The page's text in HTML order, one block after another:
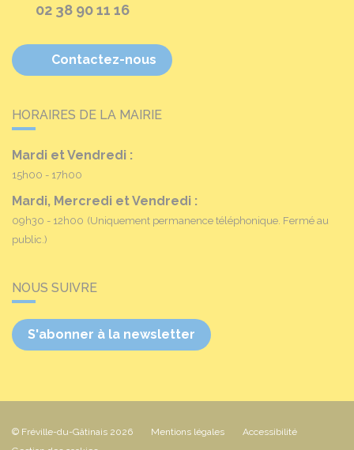
02 38 90 11 16
Contactez-nous
HORAIRES DE LA MAIRIE
Mardi et Vendredi :
15h00 - 17h00
Mardi, Mercredi et Vendredi :
09h30 - 12h00 (Uniquement permanence téléphonique. Fermé au
public.)
NOUS SUIVRE
S'abonner à la newsletter
© Fréville-du-Gâtinais 2026 Mentions légales
Accessibilité